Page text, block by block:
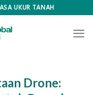
UKUR TANAH
Drone: